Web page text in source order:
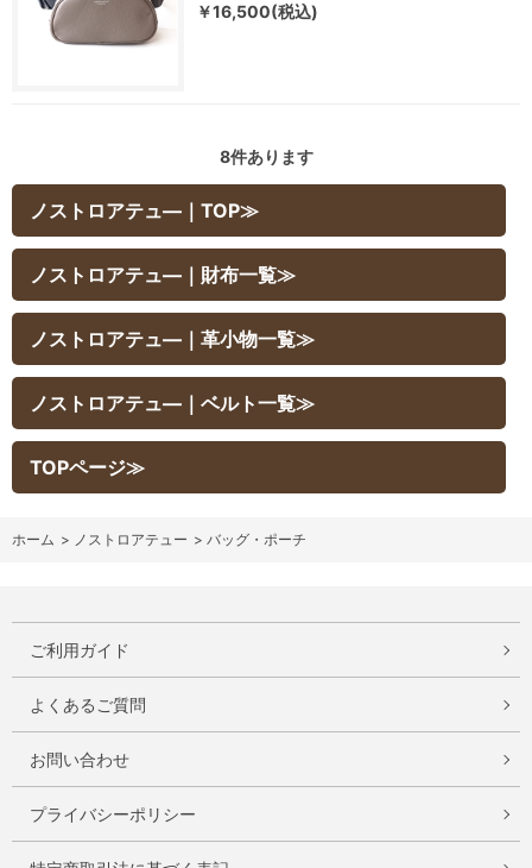
￥16,500(税込)
8件あります
ノストロアテュ―｜TOP≫
ノストロアテュ―｜財布一覧≫
ノストロアテュ―｜革小物一覧≫
ノストロアテュ―｜ベルト一覧≫
TOPページ≫
ホーム > ノストロアテュー > バッグ・ポーチ
ご利用ガイド
よくあるご質問
お問い合わせ
プライバシーポリシー